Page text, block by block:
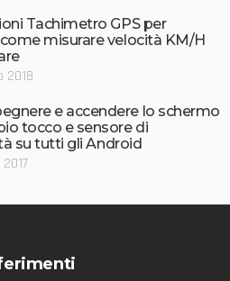
Tachimetro GPS per
misurare velocità KM/H
2018
e accendere lo schermo
tocco e sensore di
su tutti gli Android